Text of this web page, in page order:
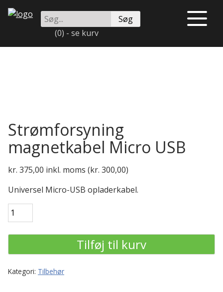
Videre
Søg
på
instrulog.dk
(0) - se kurv
Åben
menu
Strømforsyning
magnetkabel Micro USB
kr. 375,00 inkl. moms (kr. 300,00)
Universel Micro-USB opladerkabel.
Strømforsyning
magnetkabel
Micro
antal
Tilføj til kurv
Kategori: Tilbehør